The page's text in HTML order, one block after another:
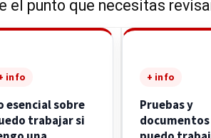
el punto que necesitas
info
esencial sobre
trabajar si
+ info
Pruebas y
documentos